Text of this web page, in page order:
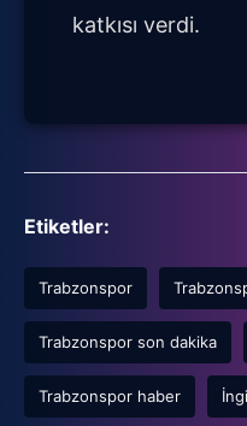
katkısı verdi.
Etiketler:
Trabzonspor
Trabzonspor son dakika
Trabzonspor haber